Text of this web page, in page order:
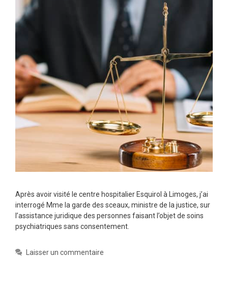
Après avoir visité le centre hospitalier Esquirol à Limoges, j’ai
interrogé Mme la garde des sceaux, ministre de la justice, sur
l’assistance juridique des personnes faisant l’objet de soins
psychiatriques sans consentement.
Laisser un commentaire